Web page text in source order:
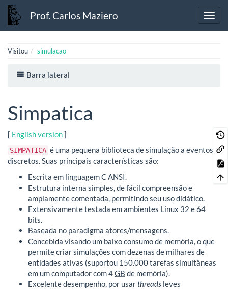
Prof. Carlos Maziero
Visitou simulacao
Barra lateral
Simpatica
[ English version]
SIMPATICA é uma pequena biblioteca de simulação a eventos
discretos. Suas principais características são:
Escrita em linguagem C ANSI.
Estrutura interna simples, de fácil compreensão e
amplamente comentada, permitindo seu uso didático.
Extensivamente testada em ambientes Linux 32 e 64
bits.
Baseada no paradigma atores/mensagens.
Concebida visando um baixo consumo de memória, o que
permite criar simulações com dezenas de milhares de
entidades ativas (suportou 150.000 tarefas simultâneas
em um computador com 4GB de memória).
Excelente desempenho, por usarthreads leves